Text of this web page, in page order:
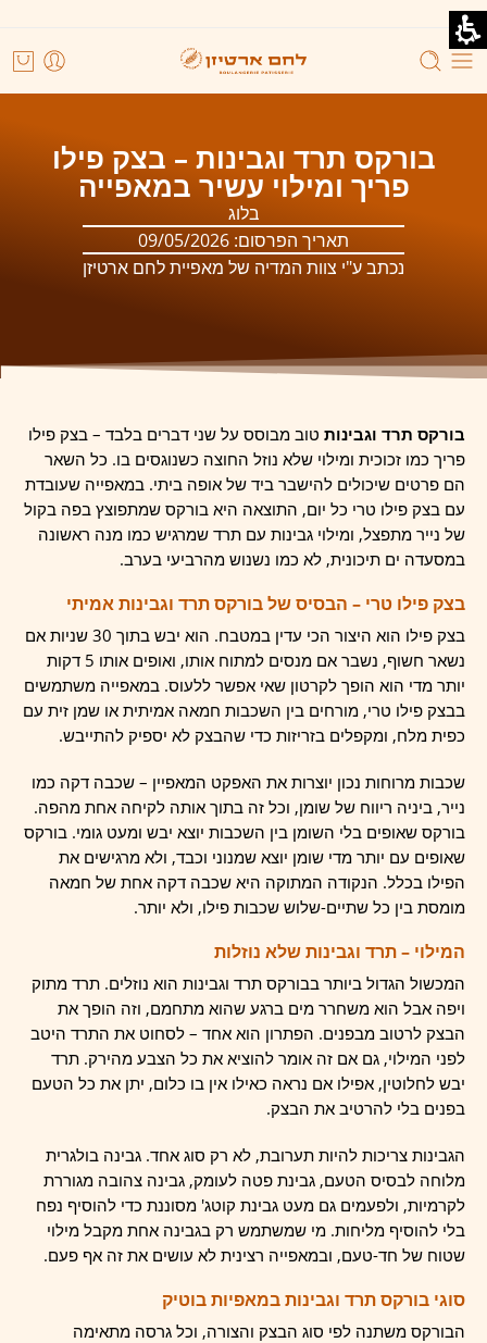
בורקס תרד וגבינות – בצק פילו
פריך ומילוי עשיר במאפייה
בלוג
תאריך הפרסום: 09/05/2026
נכתב ע"י צוות המדיה של מאפיית לחם ארטיזן
בורקס תרד וגבינות טוב מבוסס על שני דברים בלבד – בצק פילו
פריך כמו זכוכית ומילוי שלא נוזל החוצה כשנוגסים בו. כל השאר
הם פרטים שיכולים להישבר ביד של אופה ביתי. במאפייה שעובדת
עם בצק פילו טרי כל יום, התוצאה היא בורקס שמתפוצץ בפה בקול
של נייר מתפצל, ומילוי גבינות עם תרד שמרגיש כמו מנה ראשונה
במסעדה ים תיכונית, לא כמו נשנוש מהרביעי בערב.
בצק פילו טרי – הבסיס של בורקס תרד וגבינות אמיתי
בצק פילו הוא היצור הכי עדין במטבח. הוא יבש בתוך 30 שניות אם
נשאר חשוף, נשבר אם מנסים למתוח אותו, ואופים אותו 5 דקות
יותר מדי הוא הופך לקרטון שאי אפשר ללעוס. במאפייה משתמשים
בבצק פילו טרי, מורחים בין השכבות חמאה אמיתית או שמן זית עם
כפית מלח, ומקפלים בזריזות כדי שהבצק לא יספיק להתייבש.
שכבות מרוחות נכון יוצרות את האפקט המאפיין – שכבה דקה כמו
נייר, ביניה ריווח של שומן, וכל זה בתוך אותה לקיחה אחת מהפה.
בורקס שאופים בלי השומן בין השכבות יוצא יבש ומעט גומי. בורקס
שאופים עם יותר מדי שומן יוצא שמנוני וכבד, ולא מרגישים את
הפילו בכלל. הנקודה המתוקה היא שכבה דקה אחת של חמאה
מומסת בין כל שתיים-שלוש שכבות פילו, ולא יותר.
המילוי – תרד וגבינות שלא נוזלות
המכשול הגדול ביותר בבורקס תרד וגבינות הוא נוזלים. תרד מתוק
ויפה אבל הוא משחרר מים ברגע שהוא מתחמם, וזה הופך את
הבצק לרטוב מבפנים. הפתרון הוא אחד – לסחוט את התרד היטב
לפני המילוי, גם אם זה אומר להוציא את כל הצבע מהירק. תרד
יבש לחלוטין, אפילו אם נראה כאילו אין בו כלום, יתן את כל הטעם
בפנים בלי להרטיב את הבצק.
הגבינות צריכות להיות תערובת, לא רק סוג אחד. גבינה בולגרית
מלוחה לבסיס הטעם, גבינת פטה לעומק, גבינה צהובה מגוררת
לקרמיות, ולפעמים גם מעט גבינת קוטג' מסוננת כדי להוסיף נפח
בלי להוסיף מליחות. מי שמשתמש רק בגבינה אחת מקבל מילוי
שטוח של חד-טעם, ובמאפייה רצינית לא עושים את זה אף פעם.
סוגי בורקס תרד וגבינות במאפיות בוטיק
הבורקס משתנה לפי סוג הבצק והצורה, וכל גרסה מתאימה